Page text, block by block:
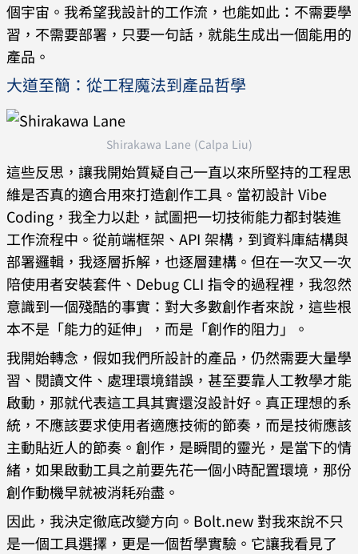
個宇宙。我希望我設計的工作流，也能如此：不需要學
習，不需要部署，只要一句話，就能生成出一個能用的
產品。
大道至簡：從工程魔法到產品哲學
Shirakawa Lane (Calpa Liu)
這些反思，讓我開始質疑自己一直以來所堅持的工程思
維是否真的適合用來打造創作工具。當初設計 Vibe
Coding，我全力以赴，試圖把一切技術能力都封裝進
工作流程中。從前端框架、API 架構，到資料庫結構與
部署邏輯，我逐層拆解，也逐層建構。但在一次又一次
陪使用者安裝套件、Debug CLI 指令的過程裡，我忽然
意識到一個殘酷的事實：對大多數創作者來說，這些根
本不是「能力的延伸」，而是「創作的阻力」。
我開始轉念，假如我們所設計的產品，仍然需要大量學
習、閱讀文件、處理環境錯誤，甚至要靠人工教學才能
啟動，那就代表這工具其實還沒設計好。真正理想的系
統，不應該要求使用者適應技術的節奏，而是技術應該
主動貼近人的節奏。創作，是瞬間的靈光，是當下的情
緒，如果啟動工具之前要先花一個小時配置環境，那份
創作動機早就被消耗殆盡。
因此，我決定徹底改變方向。Bolt.new 對我來說不只
是一個工具選擇，更是一個哲學實驗。它讓我看見了